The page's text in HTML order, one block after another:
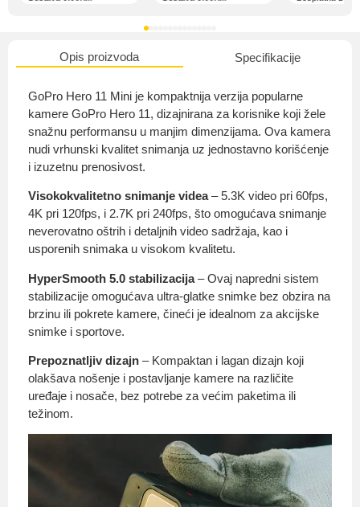
Opis proizvoda Specifikacije
GoPro Hero 11 Mini je kompaktnija verzija popularne
kamere GoPro Hero 11, dizajnirana za korisnike koji žele
snažnu performansu u manjim dimenzijama. Ova kamera
nudi vrhunski kvalitet snimanja uz jednostavno korišćenje
i izuzetnu prenosivost.
Visokokvalitetno snimanje videa– 5.3K video pri 60fps,
4K pri 120fps, i 2.7K pri 240fps, što omogućava snimanje
neverovatno oštrih i detaljnih video sadržaja, kao i
usporenih snimaka u visokom kvalitetu.
HyperSmooth 5.0 stabilizacija– Ovaj napredni sistem
stabilizacije omogućava ultra-glatke snimke bez obzira na
brzinu ili pokrete kamere, čineći je idealnom za akcijske
snimke i sportove.
Prepoznatljiv dizajn – Kompaktan i lagan dizajn koji
olakšava nošenje i postavljanje kamere na različite
uređaje i nosače, bez potrebe za većim paketima ili
težinom.
O nama
Privatnost kupca
Uvjeti i odredbe